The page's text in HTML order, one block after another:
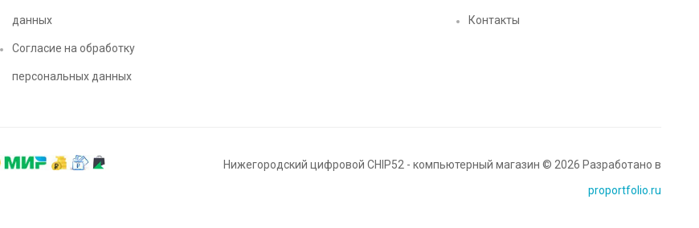
данных
Согласие на обработку
персональных данных
Контакты
Нижегородский цифровой CHIP52 - компьютерный магазин © 2026 Разработано в
proportfolio.ru